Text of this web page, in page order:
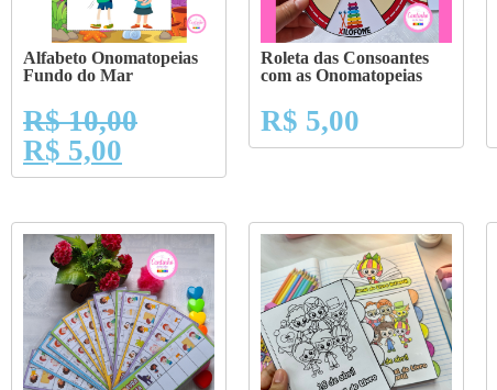
Alfabeto Onomatopeias
Fundo do Mar
R$10,00
R$ 5,00
Roleta das Consoantes
com as Onomatopeias
R$ 5,00